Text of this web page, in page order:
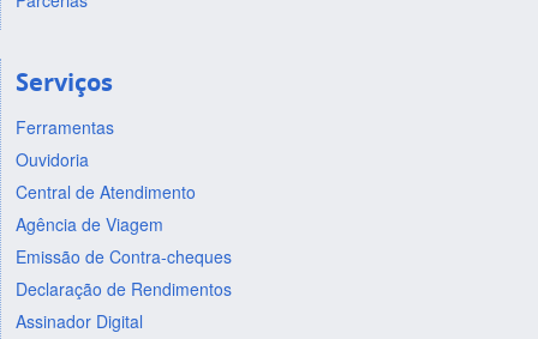
Serviços
Ferramentas
Ouvidoria
Central de Atendimento
Agência de Viagem
Emissão de Contra-cheques
Declaração de Rendimentos
Assinador Digital